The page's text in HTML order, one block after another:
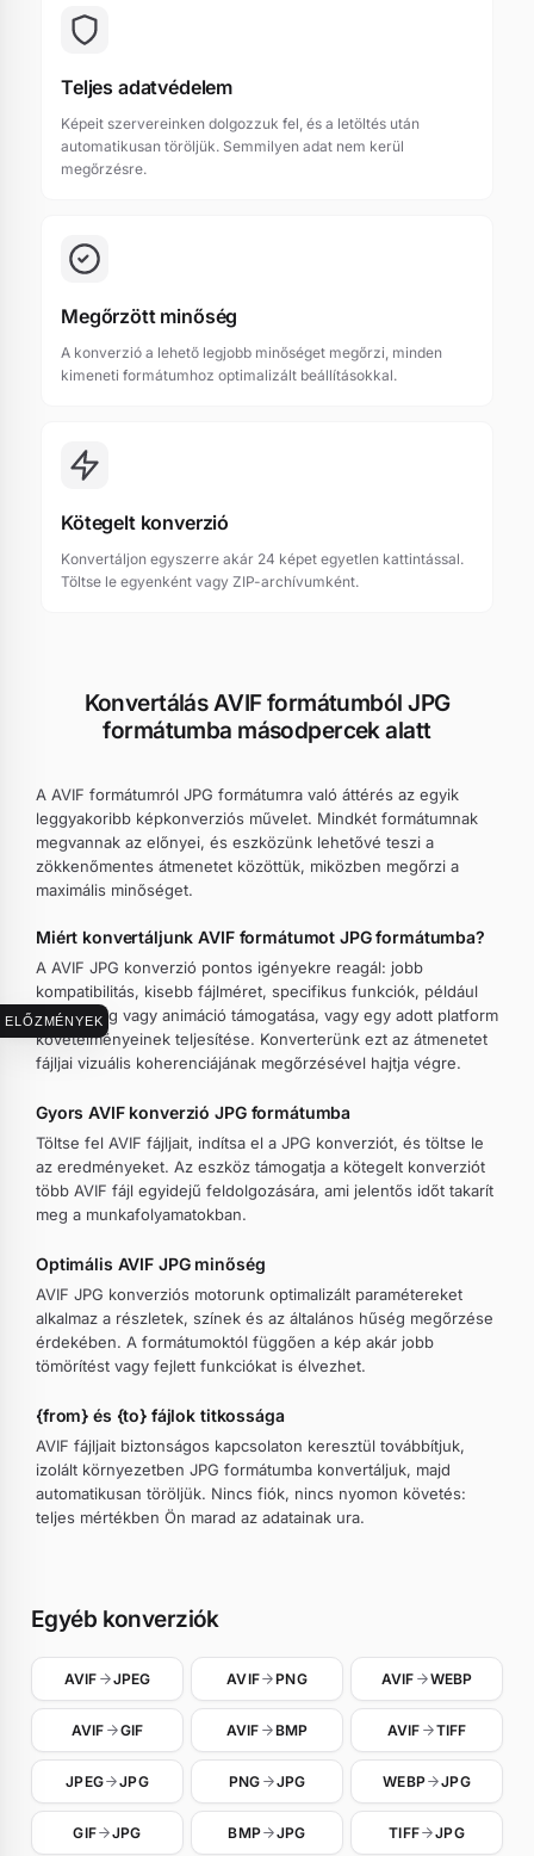
ELŐZMÉNYEK
Teljes adatvédelem
Képeit szervereinken dolgozzuk fel, és a letöltés után
automatikusan töröljük. Semmilyen adat nem kerül
megőrzésre.
Megőrzött minőség
A konverzió a lehető legjobb minőséget megőrzi, minden
kimeneti formátumhoz optimalizált beállításokkal.
Kötegelt konverzió
Konvertáljon egyszerre akár 24 képet egyetlen kattintással.
Töltse le egyenként vagy ZIP-archívumként.
Konvertálás AVIF formátumból JPG
formátumba másodpercek alatt
A AVIF formátumról JPG formátumra való áttérés az egyik
leggyakoribb képkonverziós művelet. Mindkét formátumnak
megvannak az előnyei, és eszközünk lehetővé teszi a
zökkenőmentes átmenetet közöttük, miközben megőrzi a
maximális minőséget.
Miért konvertáljunk AVIF formátumot JPG formátumba?
A AVIF JPG konverzió pontos igényekre reagál: jobb
kompatibilitás, kisebb fájlméret, specifikus funkciók, például
átlátszóság vagy animáció támogatása, vagy egy adott platform
követelményeinek teljesítése. Konverterünk ezt az átmenetet
fájljai vizuális koherenciájának megőrzésével hajtja végre.
Gyors AVIF konverzió JPG formátumba
Töltse fel AVIF fájljait, indítsa el a JPG konverziót, és töltse le
az eredményeket. Az eszköz támogatja a kötegelt konverziót
több AVIF fájl egyidejű feldolgozására, ami jelentős időt takarít
meg a munkafolyamatokban.
Optimális AVIF JPG minőség
AVIF JPG konverziós motorunk optimalizált paramétereket
alkalmaz a részletek, színek és az általános hűség megőrzése
érdekében. A formátumoktól függően a kép akár jobb
tömörítést vagy fejlett funkciókat is élvezhet.
{from} és {to} fájlok titkossága
AVIF fájljait biztonságos kapcsolaton keresztül továbbítjuk,
izolált környezetben JPG formátumba konvertáljuk, majd
automatikusan töröljük. Nincs fiók, nincs nyomon követés:
teljes mértékben Ön marad az adatainak ura.
Egyéb konverziók
AVIF JPEG AVIF PNG AVIF WEBP
AVIF GIF AVIF BMP AVIF TIFF
JPEG JPG PNG JPG WEBP JPG
GIF JPG BMP JPG TIFF JPG